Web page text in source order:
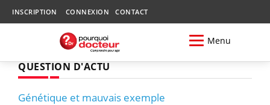
INSCRIPTION CONNEXION CONTACT
Menu
QUESTION D'ACTU
Génétique et mauvais exemple